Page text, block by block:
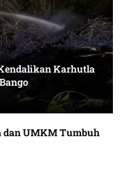
Karhutla
dan UMKM Tumbuh